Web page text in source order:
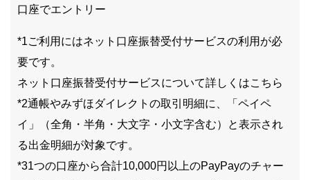
口座でエントリー
*1ご利用にはネット口座振替受付サービスの利用が必
要です。
ネット口座振替受付サービスについて詳しくはこちら
*2通帳やみずほダイレクトの取引明細に、「ペイペ
イ」（全角・半角・大文字・小文字含む）と表示され
る出金明細が対象です。
*31つの口座から合計10,000円以上のPayPayのチャー